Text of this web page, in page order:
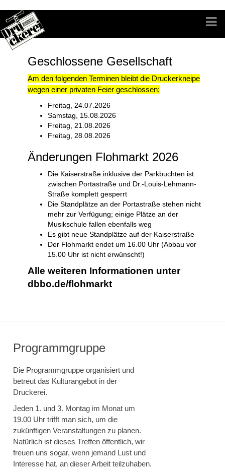
Geschlossene Gesellschaft
Am den folgenden Terminen bleibt die Druckerkneipe
wegen einer privaten Feier geschlossen:
Freitag, 24.07.2026
Samstag, 15.08.2026
Freitag, 21.08.2026
Freitag, 28.08.2026
Änderungen Flohmarkt 2026
Die Kaiserstraße inklusive der Parkbuchten ist
zwischen Portastraße und Dr.-L ouis-Lehmann-
Straße komplett gesperrt
Die Standplätze an der Portastraße stehen nicht
mehr zur Verfügung; einige Plätze an der
Musikschule fallen ebenfalls weg
Es gibt neue Standplätze auf der Kaiserstraße
Der Flohmarkt endet um 16.00 Uhr (Abbau vor
15.00 Uhr ist nicht erwünscht!)
Alle weiteren Informationen unter
dbbo.de/flohmarkt
Programmgruppe
Die Programmgruppe organisiert und
betreut das Kulturangebot in der
Druckerei.
Jeden 1. und 3. Montag im Monat um
19.00 Uhr trifft man sich, um die
zukünftigen Veranstaltungen zu planen.
Natürlich ist dieses Treffen öffentlich, wir
freuen uns sogar, wenn jemand Lust und
Interesse hat, an dieser Arbeit teilzuhaben.